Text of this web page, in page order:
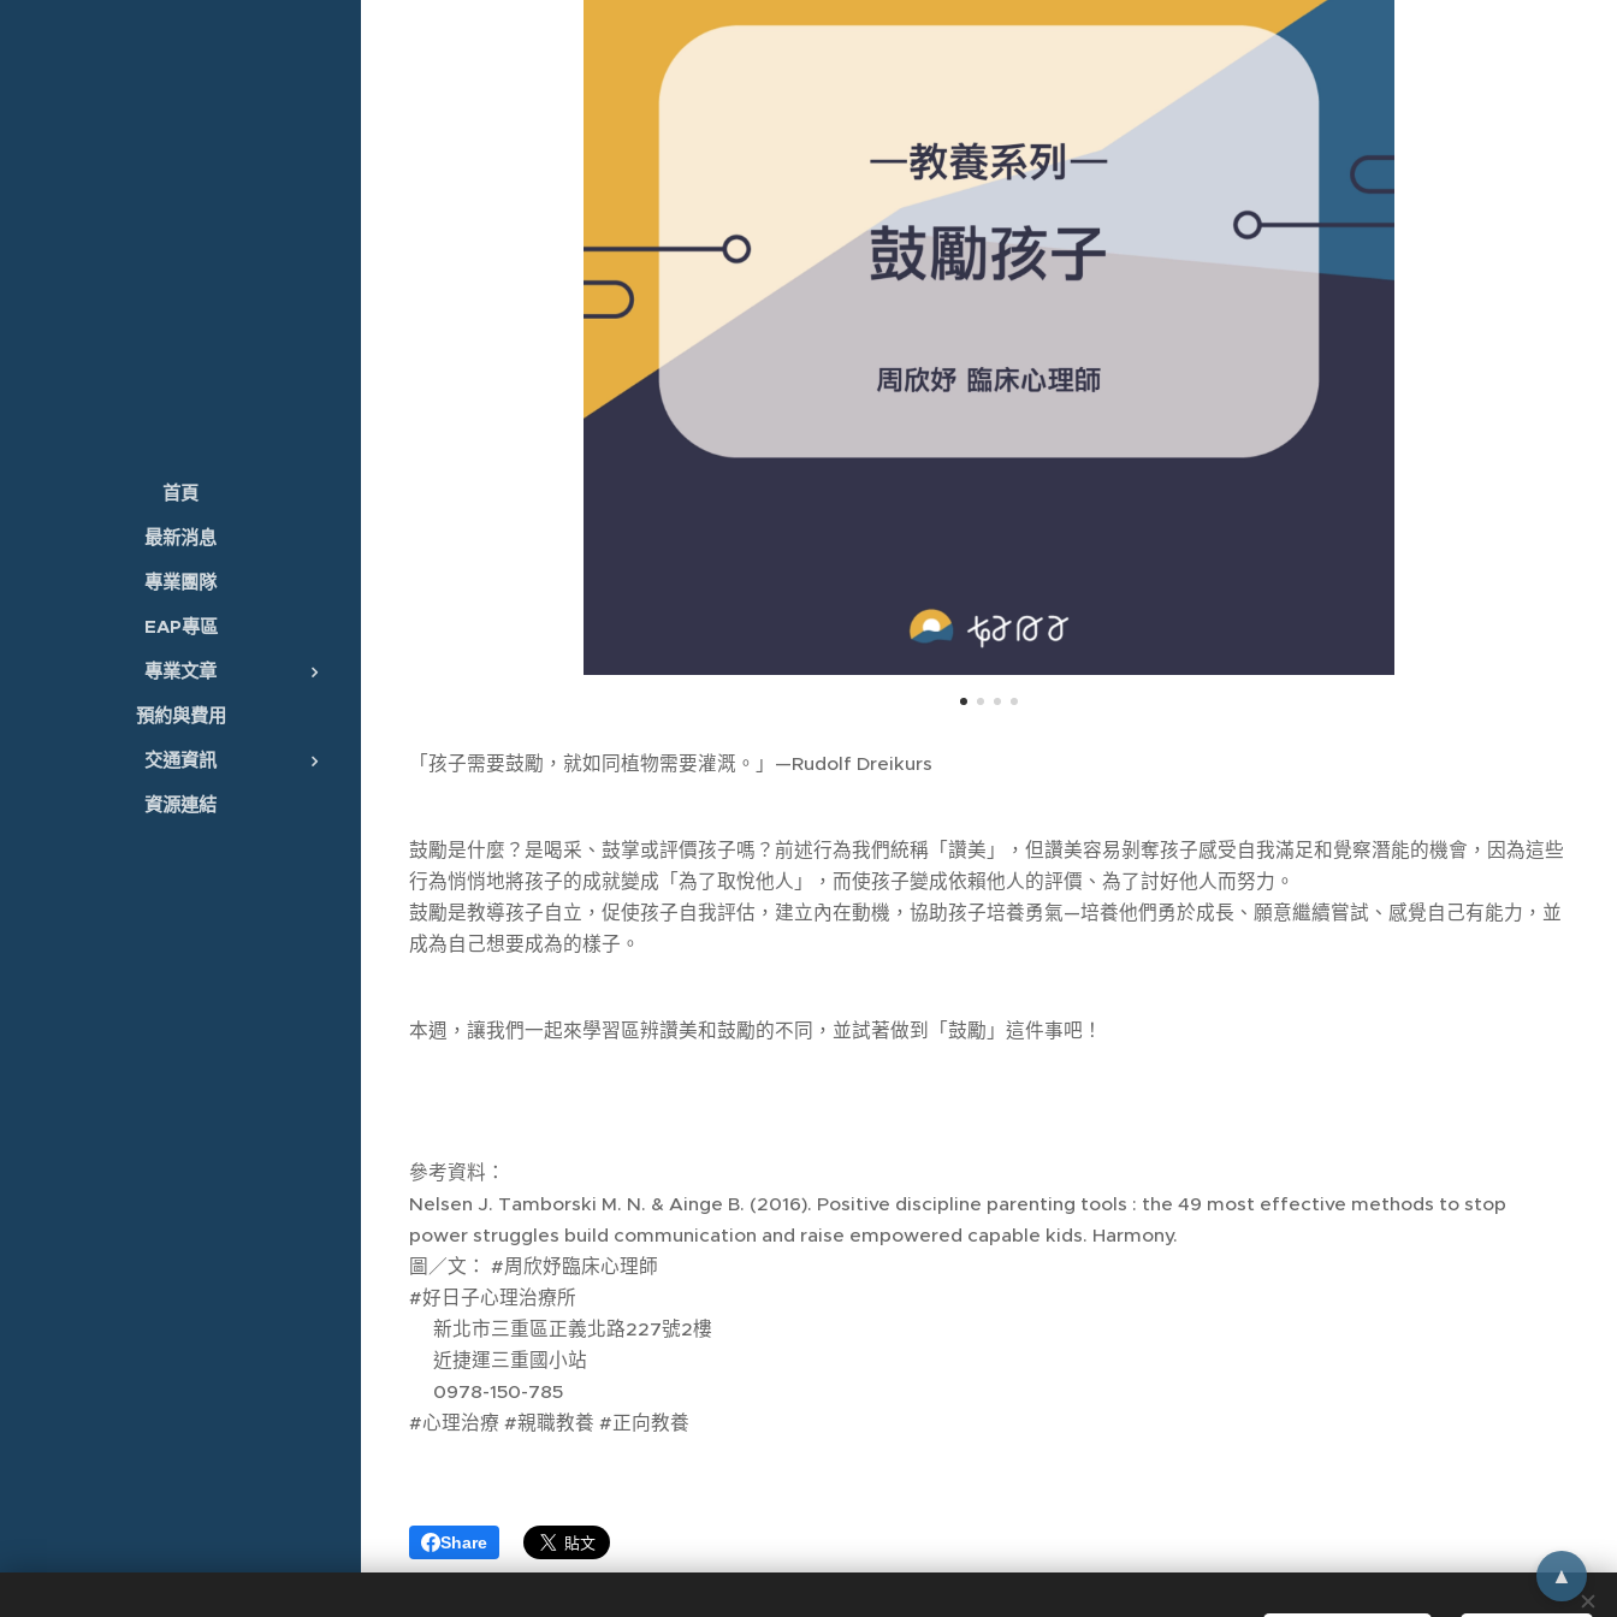
首頁
最新消息
專業團隊
EAP專區
專業文章
預約與費用
交通資訊
資源連結
「孩子需要鼓勵，就如同植物需要灌溉。」—Rudolf Dreikurs
鼓勵是什麼？是喝采、鼓掌或評價孩子嗎？前述行為我們統稱「讚美」，但讚美容易剝奪孩子感受自我滿足和覺察潛能的機會，因為這些
行為悄悄地將孩子的成就變成「為了取悅他人」，而使孩子變成依賴他人的評價、為了討好他人而努力。
鼓勵是教導孩子自立，促使孩子自我評估，建立內在動機，協助孩子培養勇氣—培養他們勇於成長、願意繼續嘗試、感覺自己有能力，並
成為自己想要成為的樣子。
本週，讓我們一起來學習區辨讚美和鼓勵的不同，並試著做到「鼓勵」這件事吧！
參考資料：
Nelsen J. Tamborski M. N. & Ainge B. (2016). Positive discipline parenting tools : the 49 most effective methods to stop
power struggles build communication and raise empowered capable kids. Harmony.
圖／文： #周欣妤臨床心理師
#好日子心理治療所
🚩新北市三重區正義北路227號2樓
🚃近捷運三重國小站
☎️0978-150-785
#心理治療 #親職教養 #正向教養
Share
▲